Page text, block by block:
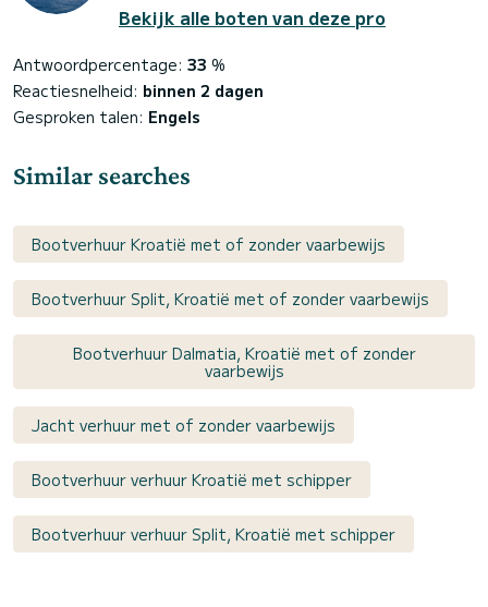
Bekijk alle boten van deze pro
Antwoordpercentage: 33 %
Reactiesnelheid: binnen 2 dagen
Gesproken talen: Engels
Similar searches
Bootverhuur Kroatië met of zonder vaarbewijs
Bootverhuur Split, Kroatië met of zonder vaarbewijs
Bootverhuur Dalmatia, Kroatië met of zonder
vaarbewijs
Jacht verhuur met of zonder vaarbewijs
Bootverhuur verhuur Kroatië met schipper
Bootverhuur verhuur Split, Kroatië met schipper